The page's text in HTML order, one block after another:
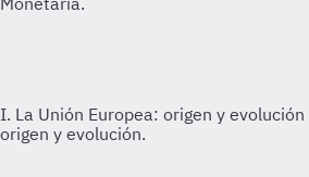
I. La Unión Europea: origen y evolución
origen y evolución.